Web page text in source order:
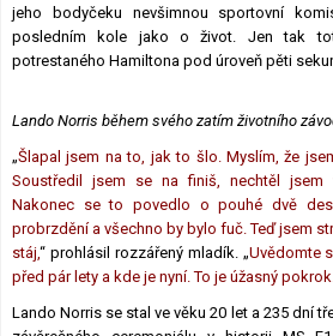
jeho bodyčeku nevšimnou sportovní
posledním kole jako o život. Jen tak
potrestaného Hamiltona pod úroveň pěti
Lando Norris během svého zatím životního
„Šlapal jsem na to, jak to šlo. Myslím, že
Soustředil jsem se na finiš, nechtěl jsem
Nakonec se to povedlo o pouhé dvě
probrzdění a všechno by bylo fuč. Teď jsem
stáj,“ prohlásil rozzářený mladík. „Uvědomte
před pár lety a kde je nyní. To je úžasný pokrok.
Lando Norris se stal ve věku 20 let a 235 dní